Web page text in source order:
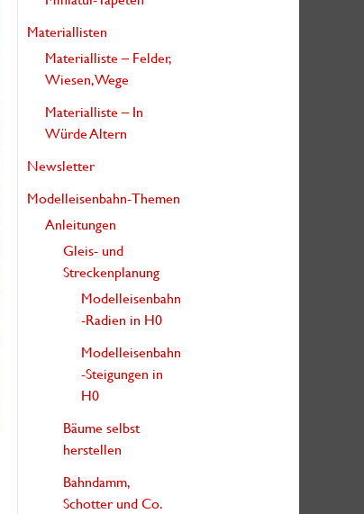
:Materiallisten
Materialliste – Felder,
Wiesen, Wege
Materialliste – In
Würde Altern
Newsletter
Modelleisenbahn-Themen
Anleitungen
Gleis- und
Streckenplanung
Modelleisenbahn
-Radien in H0
Modelleisenbahn
-Steigungen in
H0
Bäume selbst
herstellen
Bahndamm,
Schotter und Co.